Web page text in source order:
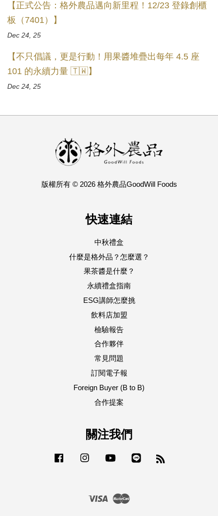
【正式公告：格外農品邁向新里程！12/23 登錄創櫃
板（7401）】
Dec 24, 25
【不只倡議，更是行動！用果醬堆疊出每年 4.5 座
101 的永續力量 🇹🇼】
Dec 24, 25
版權所有 © 2026 格外農品GoodWill Foods
快速連結
中秋禮盒
什麼是格外品？怎麼選？
果茶醬是什麼？
永續禮盒指南
ESG講師怎麼挑
飲料店加盟
檢驗報告
合作夥伴
常見問題
訂閱電子報
Foreign Buyer (B to B)
合作提案
關注我們
Facebook Instagram YouTube
Visa